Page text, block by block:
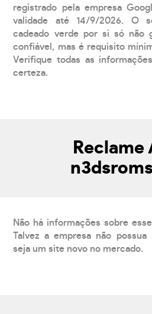
registrado pela empresa
validade até 14/9/2026. O
cadeado verde por si só não
confiável, mas é requisito
Verifique todas as
certeza.
Reclame
Não há informações sobre
Talvez a empresa não
seja um site novo no mercado.